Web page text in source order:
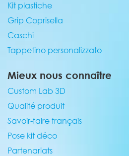
Kit plastiche
Grip Coprisella
Caschi
Tappetino personalizzato
Mieux nous connaître
Custom Lab 3D
Qualité produit
Savoir-faire français
Pose kit déco
Partenariats